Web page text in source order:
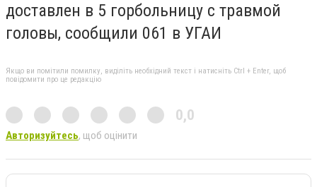
доставлен в 5 горбольницу с травмой
головы, сообщили 061 в УГАИ
Якщо ви помітили помилку, виділіть необхідний текст і натисніть Ctrl + Enter, щоб
повідомити про це редакцію
0,0
Авторизуйтесь, щоб оцінити